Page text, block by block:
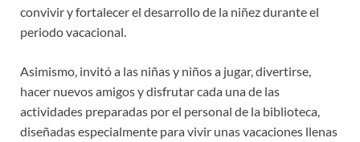
convivir y fortalecer el desarrollo de la niñez durante el
periodo vacacional.
Asimismo, invitó a las niñas y niños a jugar, divertirse,
hacer nuevos amigos y disfrutar cada una de las
actividades preparadas por el personal de la biblioteca,
diseñadas especialmente para vivir unas vacaciones llenas